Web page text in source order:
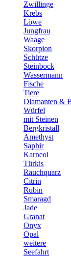
Zwillinge
Krebs
Löwe
Jungfrau
Waage
Skorpion
Schütze
Steinbock
Wassermann
Fische
Tiere
Diamanten &
Würfel
mit Steinen
Bergkristall
Amethyst
Saphir
Karneol
Türkis
Rauchquarz
Citrin
Rubin
Smaragd
Jade
Granat
Onyx
Opal
weitere
Seefahrt